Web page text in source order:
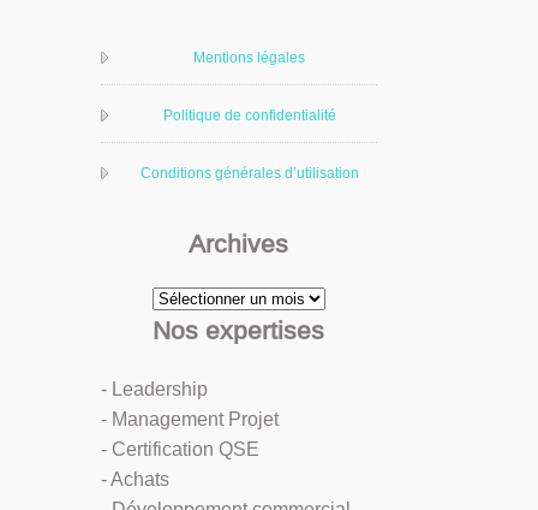
Mentions légales
Politique de confidentialité
Conditions générales d’utilisation
Archives
Archives
Nos expertises
- Leadership
- Management Projet
- Certification QSE
- Achats